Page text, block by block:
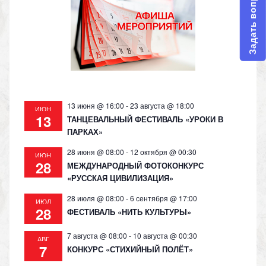
as
s
ni
ki
m p
p
n
k
ИЮН
13
13 июня @ 16:00 -23 августа @ 18:00
ТАНЦЕВАЛЬНЫЙ ФЕСТИВАЛЬ «УРОКИ В
ПАРКАХ»
ИЮН
28
28 июня @ 08:00 - 12 октября @ 00:30
МЕЖДУНАРОДНЫЙ ФОТОКОНКУРС
«РУССКАЯ ЦИВИЛИЗАЦИЯ»
ИЮЛ
28
28 июля @ 08:00 -6 сентября @ 17:00
ФЕСТИВАЛЬ «НИТЬ КУЛЬТУРЫ»
АВГ
7
7 августа @ 08:00 - 10 августа @ 00:30
КОНКУРС «СТИХИЙНЫЙ ПОЛЁТ»
Задать вопрос